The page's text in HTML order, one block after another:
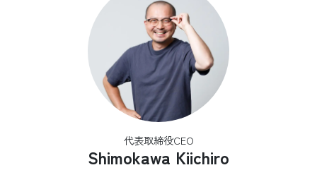
代表取締役CEO
Shimokawa Kiichiro